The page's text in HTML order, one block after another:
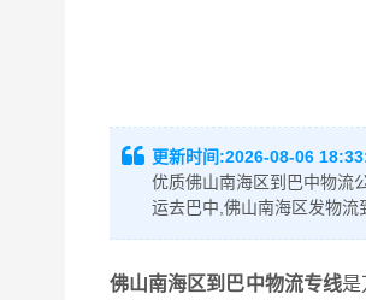
更新时间:2026-08-06
优质佛山南海区到巴中物流
运去巴中,佛山南海区发物
佛山南海区到巴中物流专线是